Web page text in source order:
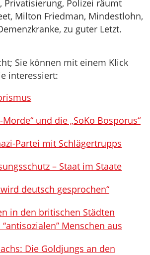
Privatisierung, Polizei räumt
Milton Friedman, Mindestlohn,
zu guter Letzt.
Sie können mit einem Klick
interessiert:
Morde“ und die „SoKo Bosporus“
Partei mit Schlägertrupps
– Staat im Staate
deutsch gesprochen“
in den britischen Städten
Menschen aus
Die Goldjungs an den